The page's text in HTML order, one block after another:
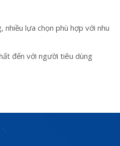
nhiều lựa chọn phù hợp với nhu
đến với người tiêu dùng